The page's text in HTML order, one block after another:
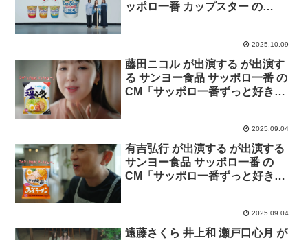
ッポロ一番 カップスター の
2025.10.09
藤田ニコル が出演する が出演す
る サンヨー食品 サッポロ一番 の
CM「サッポロ一番ずっと好きだ
2025.09.04
有吉弘行 が出演する が出演する
サンヨー食品 サッポロ一番 の
CM「サッポロ一番ずっと好きだ
2025.09.04
遠藤さくら 井上和 瀬戸口心月 が